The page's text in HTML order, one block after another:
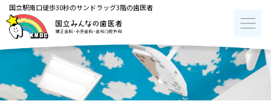
国立駅南口徒歩30秒のサンドラッグ3階の歯医者